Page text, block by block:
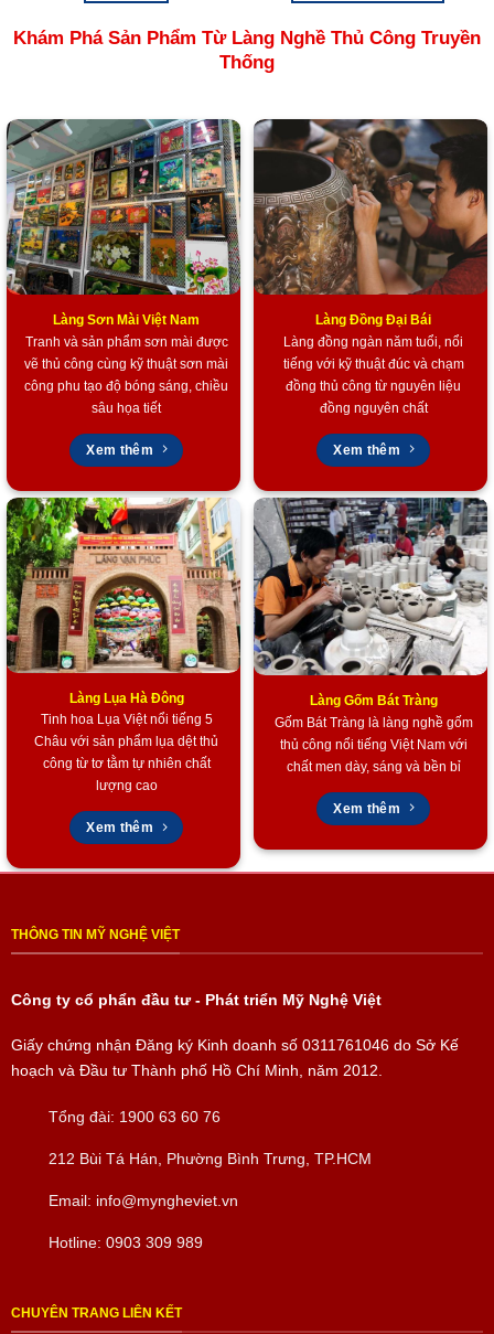
Khám Phá Sản Phẩm Từ Làng Nghề Thủ Công Truyền
Thống
Làng Sơn Mài Việt Nam
Tranh và sản phẩm sơn mài được
vẽ thủ công cùng kỹ thuật sơn mài
công phu tạo độ bóng sáng, chiều
sâu họa tiết
Xem thêm
Làng Đồng Đại Bái
Làng đồng ngàn năm tuổi, nổi
tiếng với kỹ thuật đúc và chạm
đồng thủ công từ nguyên liệu
đồng nguyên chất
Xem thêm
Làng Lụa Hà Đông
Tinh hoa Lụa Việt nổi tiếng 5
Châu với sản phẩm lụa dệt thủ
công từ tơ tằm tự nhiên chất
lượng cao
Xem thêm
Làng Gốm Bát Tràng
Gốm Bát Tràng là làng nghề gốm
thủ công nổi tiếng Việt Nam với
chất men dày, sáng và bền bỉ
Xem thêm
THÔNG TIN MỸ NGHỆ VIỆT
Công ty cổ phẩn đầu tư - Phát triển Mỹ Nghệ Việt
Giấy chứng nhận Đăng ký Kinh doanh số 0311761046 do Sở Kế
hoạch và Đầu tư Thành phố Hồ Chí Minh, năm 2012.
Tổng đài: 1900 63 60 76
212 Bùi Tá Hán, Phường Bình Trưng, TP.HCM
Email: info@myngheviet.vn
Hotline:0903 309 989
CHUYÊN TRANG LIÊN KẾT